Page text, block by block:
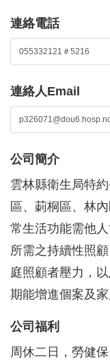
連絡電話
連絡人Email
公司簡介
雲林縣衛生局特
區、莿桐區、林
常生活功能需他
所需之持續性照
庭照顧者壓力，
期能增進個案及家
公司福利
周休二日，勞健